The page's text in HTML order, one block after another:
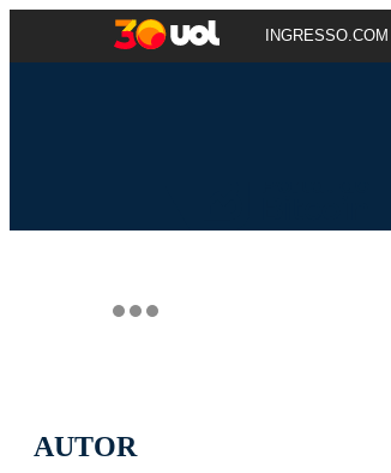
INGRESSO.COM
AUTOR